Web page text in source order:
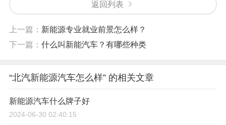
返回列表
上一篇： 新能源专业就业前景怎么样？
下一篇： 什么叫新能汽车？有哪些种类
“北汽新能源汽车怎么样” 的相关文章
新能源汽车什么牌子好
2024-06-30 02:40:15